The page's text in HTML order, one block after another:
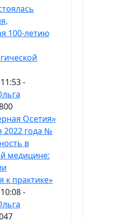
100-летию
-
Осетия»
2022 года №
в
медицине:
к практике»
-